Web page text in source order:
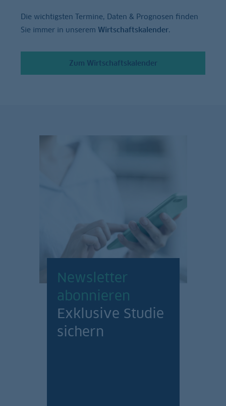
Die wichtigsten Termine, Daten & Prognosen finden
Sie immer in unserem Wirtschaftskalender.
Zum Wirtschaftskalender
Newsletter
abonnieren
Exklusive Studie
sichern